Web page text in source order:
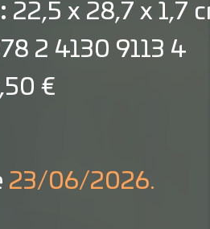
22,5 x 28,7 x 1,7
2 4130 9113 4
€
23/06/2026.